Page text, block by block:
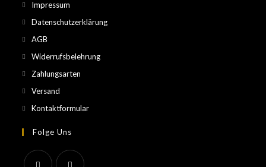
Impressum
Datenschutzerklärung
AGB
Widerrufsbelehrung
Zahlungsarten
Versand
Kontaktformular
Folge Uns